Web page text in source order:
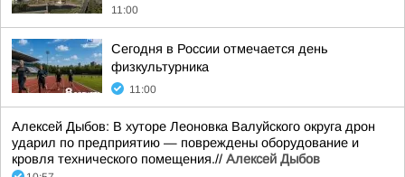
11:00
Сегодня в России отмечается день
физкультурника
11:00
Алексей Дыбов: В хуторе Леоновка Валуйского округа дрон
ударил по предприятию — повреждены оборудование и
кровля технического помещения.// Алексей Дыбов